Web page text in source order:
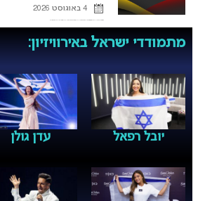
4 באוגוסט 2026
מתמודדי ישראל באירוויזיון:
יובל רפאל עדן גולן